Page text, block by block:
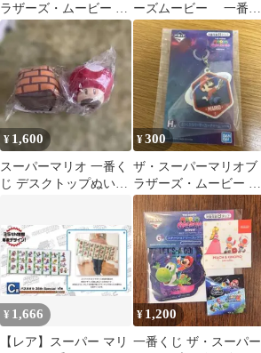
ラザーズ・ムービー 一
番くじ ハンドタオル
４枚セット
ーズムービー 一番く
じ チャーム＆ハンド
タオル
¥ 1,600
スーパーマリオ 一番く
じ デスクトップぬいぐ
¥300
ザ・スーパーマリオブ
ラザーズ・ムービー ぷ
っくりラバーマーカー
チャーム
¥ 1,666
【レア】スーパー マリ
¥ 1,200
一番くじ ザ・スーパー